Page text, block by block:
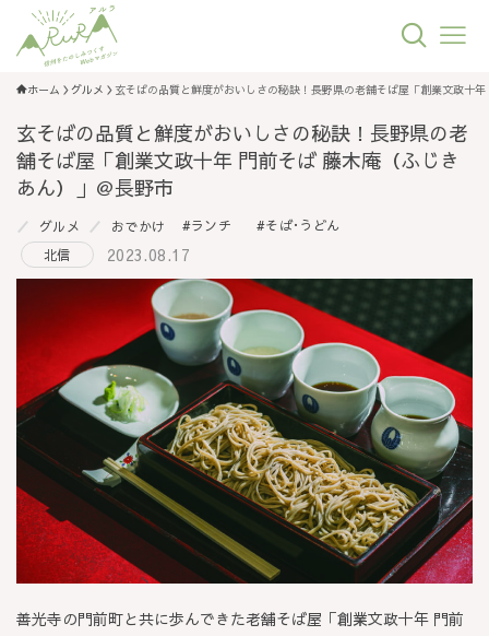
ホーム グルメ 玄そばの品質と鮮度がおいしさの秘訣！長野県の老舗そば屋「創業文政十
玄そばの品質と鮮度がおいしさの秘訣！長野県の老
舗そば屋「創業文政十年 門前そば 藤木庵（ふじき
あん）」＠長野市
グルメ おでかけ ランチ
そば･うどん
北信
2023.08.17
善光寺の門前町と共に歩んできた老舗そば屋「創業文政十年 門前